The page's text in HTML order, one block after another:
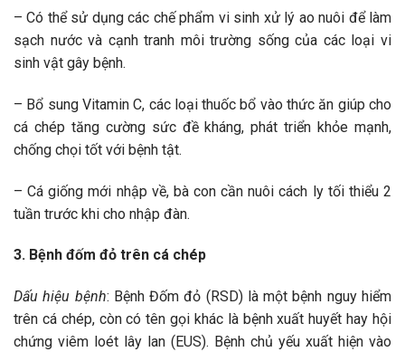
– Có thể sử dụng các chế phẩm vi sinh xử lý ao nuôi để làm
sạch nước và cạnh tranh môi trường sống của các loại vi
sinh vật gây bệnh.
– Bổ sung Vitamin C, các loại thuốc bổ vào thức ăn giúp cho
cá chép tăng cường sức đề kháng, phát triển khỏe mạnh,
chống chọi tốt với bệnh tật.
– Cá giống mới nhập về, bà con cần nuôi cách ly tối thiểu 2
tuần trước khi cho nhập đàn.
3. Bệnh đốm đỏ trên cá chép
Dấu hiệu bệnh: Bệnh Đốm đỏ (RSD) là một bệnh nguy hiểm
trên cá chép, còn có tên gọi khác là bệnh xuất huyết hay hội
chứng viêm loét lây lan (EUS). Bệnh chủ yếu xuất hiện vào